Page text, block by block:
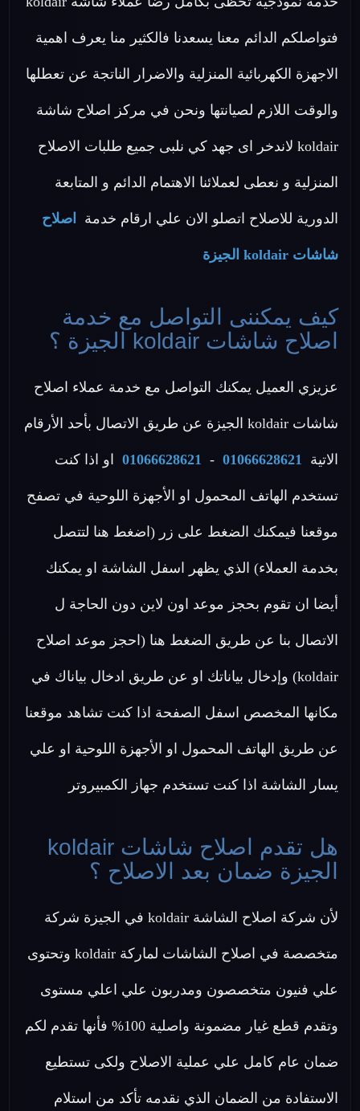
فتواصلكم الدائم معنا يسعدنا فالكثير منا يعرف اهمية
الاجهزة الكهربائية المنزلية والاضرار الناتجة عن تعطلها
والوقت اللازم لصيانتها ونحن في مركز اصلاح شاشة
koldair لاندخر اى جهد كي نلبى جميع طلبات الاصلاح
المنزلية و نعطى لعملائنا الاهتمام الدائم و المتابعة
الدورية للاصلاح اتصلو الان علي ارقام خدمة اصلاح
شاشات koldair الجيزة
كيف يمكننى التواصل مع خدمة
اصلاح شاشات koldair الجيزة ؟
عزيزي العميل يمكنك التواصل مع خدمة عملاء اصلاح
شاشات koldair الجيزة عن طريق الاتصال بأحد الأرقام
الاتية 01066628621
-
01066628621 او اذا كنت
تستخدم الهاتف المحمول او الأجهزة اللوحية في تصفح
موقعنا فيمكنك الضغط على زر (اضغط هنا لتتصل
بخدمة العملاء) الذي يظهر اسفل الشاشة او يمكنك
أيضا ان تقوم بحجز موعد اون لاين دون الحاجة ل
الاتصال بنا عن طريق الضغط هنا (احجز موعد اصلاح
koldair) وإدخال بياناتك او عن طريق ادخال بياناك في
مكانها المخصص اسفل الصفحة اذا كنت تشاهد موقعنا
عن طريق الهاتف المحمول او الأجهزة اللوحية او علي
يسار الشاشة اذا كنت تستخدم جهاز الكمبيروتر
هل تقدم اصلاح شاشات koldair
الجيزة ضمان بعد الاصلاح ؟
لأن شركة اصلاح الشاشة koldair في الجيزة شركة
متخصصة في اصلاح الشاشات لماركة koldair وتحتوى
علي فنيون متخصصون ومدربون علي اعلي مستوى
وتقدم قطع غيار مضمونة واصلية 100% فأنها تقدم لكم
ضمان عام كامل علي عملية الاصلاح ولكى تستطيع
الاستفادة من الضمان الذي نقدمه تأكد من استلام